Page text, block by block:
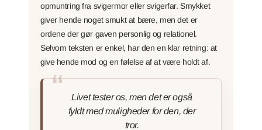
opmuntring fra svigermor eller svigerfar. Smykket
giver hende noget smukt at bære, men det er
ordene der gør gaven personlig og relationel.
Selvom teksten er enkel, har den en klar retning: at
give hende mod og en følelse af at være holdt af.
Livet tester os, men det er også
fyldt med muligheder for den, der
tror.